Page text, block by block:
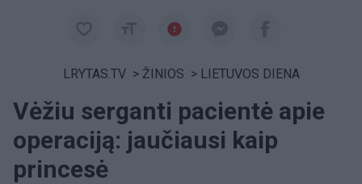
LRYTAS.TV > ŽINIOS > LIETUVOS DIENA
Vėžiu serganti pacientė apie
operaciją: jaučiausi kaip
princesė